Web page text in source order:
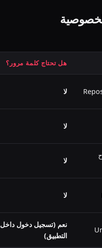
هل تحتاج كلمة مرور؟
لا
لا
لا
لا
نعم (تسجيل دخول داخل
التطبيق)